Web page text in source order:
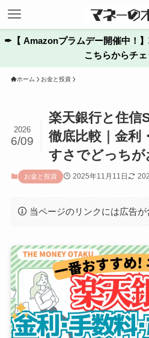
✒︎【 Amazonプラムデー開催中！
こちらからチ
ホーム お金と投資
楽天銀行と住信
徹底比較｜金利
すさでどっちが
2026
6/09
お金と投資 2025年11月11日
当ページのリンクには広告が